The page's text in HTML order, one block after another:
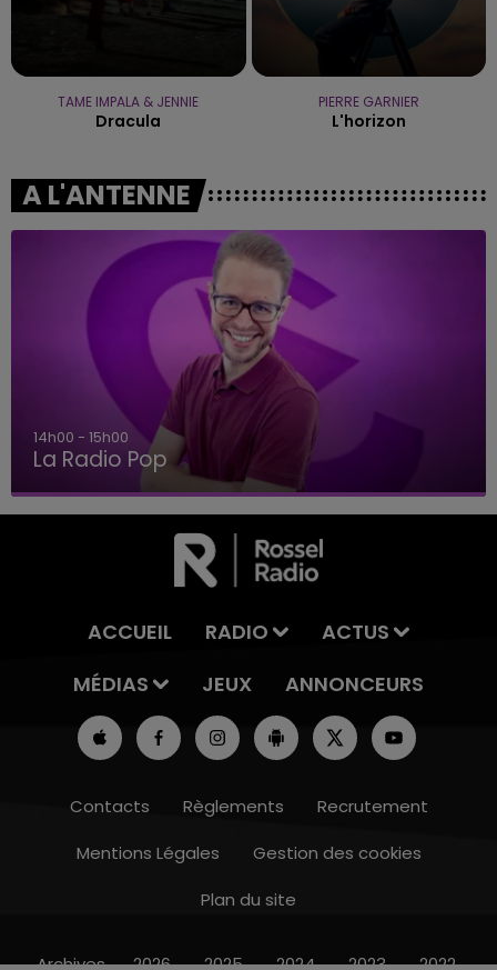
10h00 - 14h00
TAME IMPALA & JENNIE
Dracula
PIERRE GARNIER
L'horizon
A L'ANTENNE
15h00 - 19h00
Le Club Champagne FM
ACCUEIL RADIO
ACTUS
MÉDIAS
JEUX ANNONCEURS
Contacts Règlements
Recrutement
Mentions Légales
Gestion des cookies
Plan du site
Archives 2026 2025 2024 2023 2022